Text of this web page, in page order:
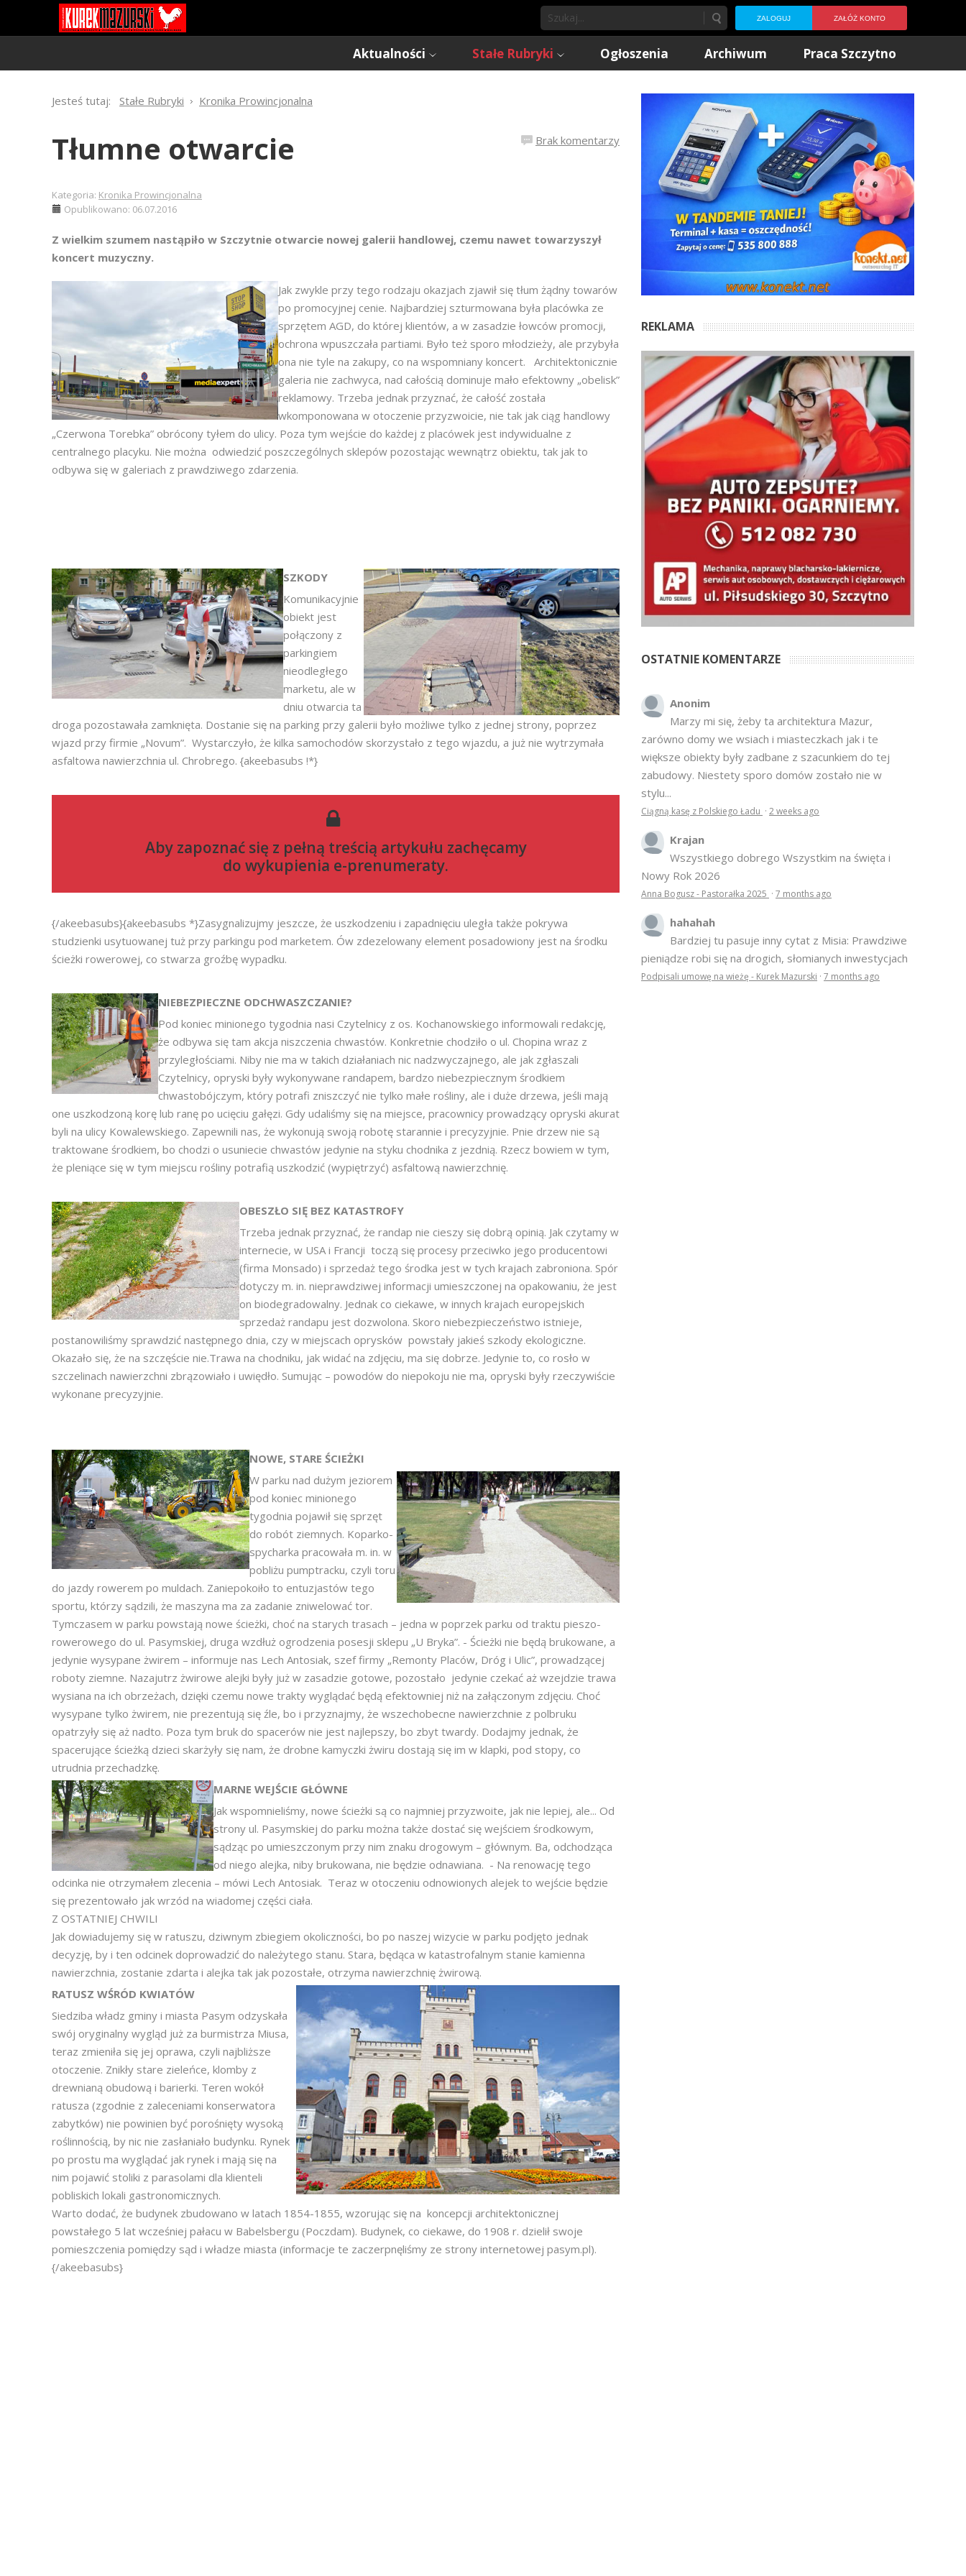
ZALOGUJ ZAŁÓŻ KONTO
Aktualności Stałe Rubryki Ogłoszenia Archiwum Praca Szczytno
Jesteś tutaj: Stałe Rubryki Kronika Prowincjonalna
Brak komentarzy
Tłumne otwarcie
Kategoria: Kronika Prowincjonalna
Opublikowano: 06.07.2016
Z wielkim szumem nastąpiło w Szczytnie otwarcie nowej galerii handlowej, czemu nawet towarzyszył
koncert muzyczny.
Jak zwykle przy tego rodzaju okazjach zjawił się tłum żądny towarów
po promocyjnej cenie. Najbardziej szturmowana była placówka ze
sprzętem AGD, do której klientów, a w zasadzie łowców promocji,
ochrona wpuszczała partiami. Było też sporo młodzieży, ale przybyła
ona nie tyle na zakupy, co na wspomniany koncert. Architektonicznie
galeria nie zachwyca, nad całością dominuje mało efektowny „obelisk”
reklamowy. Trzeba jednak przyznać, że całość została
wkomponowana w otoczenie przyzwoicie, nie tak jak ciąg handlowy
„Czerwona Torebka” obrócony tyłem do ulicy. Poza tym wejście do każdej z placówek jest indywidualne z
centralnego placyku. Nie można odwiedzić poszczególnych sklepów pozostając wewnątrz obiektu, tak jak to
odbywa się w galeriach z prawdziwego zdarzenia.
SZKODY
Komunikacyjnie
obiekt jest
połączony z
parkingiem
nieodległego
marketu, ale w
dniu otwarcia ta
droga pozostawała zamknięta. Dostanie się na parking przy galerii było możliwe tylko z jednej strony, poprzez
wjazd przy firmie „Novum”. Wystarczyło, że kilka samochodów skorzystało z tego wjazdu, a już nie wytrzymała
asfaltowa nawierzchnia ul. Chrobrego. {akeebasubs !*}
Aby zapoznać się z pełną treścią artykułu zachęcamy
do wykupienia e-prenumeraty.
{/akeebasubs}{akeebasubs *}Zasygnalizujmy jeszcze, że uszkodzeniu i zapadnięciu uległa także pokrywa
studzienki usytuowanej tuż przy parkingu pod marketem. Ów zdezelowany element posadowiony jest na środku
ścieżki rowerowej, co stwarza groźbę wypadku.
NIEBEZPIECZNE ODCHWASZCZANIE?
Pod koniec minionego tygodnia nasi Czytelnicy z os. Kochanowskiego informowali redakcję,
że odbywa się tam akcja niszczenia chwastów. Konkretnie chodziło o ul. Chopina wraz z
przyległościami. Niby nie ma w takich działaniach nic nadzwyczajnego, ale jak zgłaszali
Czytelnicy, opryski były wykonywane randapem, bardzo niebezpiecznym środkiem
chwastobójczym, który potrafi zniszczyć nie tylko małe rośliny, ale i duże drzewa, jeśli mają
one uszkodzoną korę lub ranę po ucięciu gałęzi. Gdy udaliśmy się na miejsce, pracownicy prowadzący opryski akurat
byli na ulicy Kowalewskiego. Zapewnili nas, że wykonują swoją robotę starannie i precyzyjnie. Pnie drzew nie są
traktowane środkiem, bo chodzi o usuniecie chwastów jedynie na styku chodnika z jezdnią. Rzecz bowiem w tym,
że pleniące się w tym miejscu rośliny potrafią uszkodzić (wypiętrzyć) asfaltową nawierzchnię.
OBESZŁO SIĘ BEZ KATASTROFY
Trzeba jednak przyznać, że randap nie cieszy się dobrą opinią. Jak czytamy w
internecie, w USA i Francji toczą się procesy przeciwko jego producentowi
(firma Monsado) i sprzedaż tego środka jest w tych krajach zabroniona. Spór
dotyczy m. in. nieprawdziwej informacji umieszczonej na opakowaniu, że jest
on biodegradowalny. Jednak co ciekawe, w innych krajach europejskich
sprzedaż randapu jest dozwolona. Skoro niebezpieczeństwo istnieje,
postanowiliśmy sprawdzić następnego dnia, czy w miejscach oprysków powstały jakieś szkody ekologiczne.
Okazało się, że na szczęście nie.Trawa na chodniku, jak widać na zdjęciu, ma się dobrze. Jedynie to, co rosło w
szczelinach nawierzchni zbrązowiało i uwiędło. Sumując – powodów do niepokoju nie ma, opryski były rzeczywiście
wykonane precyzyjnie.
NOWE, STARE ŚCIEŻKI
W parku nad dużym jeziorem
pod koniec minionego
tygodnia pojawił się sprzęt
do robót ziemnych. Koparko-
spycharka pracowała m. in. w
pobliżu pumptracku, czyli toru
do jazdy rowerem po muldach. Zaniepokoiło to entuzjastów tego
sportu, którzy sądzili, że maszyna ma za zadanie zniwelować tor.
Tymczasem w parku powstają nowe ścieżki, choć na starych trasach – jedna w poprzek parku od traktu pieszo-
rowerowego do ul. Pasymskiej, druga wzdłuż ogrodzenia posesji sklepu „U Bryka”. - Ścieżki nie będą brukowane, a
jedynie wysypane żwirem – informuje nas Lech Antosiak, szef firmy „Remonty Placów, Dróg i Ulic”, prowadzącej
roboty ziemne. Nazajutrz żwirowe alejki były już w zasadzie gotowe, pozostało jedynie czekać aż wzejdzie trawa
wysiana na ich obrzeżach, dzięki czemu nowe trakty wyglądać będą efektowniej niż na załączonym zdjęciu. Choć
wysypane tylko żwirem, nie prezentują się źle, bo i przyznajmy, że wszechobecne nawierzchnie z polbruku
opatrzyły się aż nadto. Poza tym bruk do spacerów nie jest najlepszy, bo zbyt twardy. Dodajmy jednak, że
spacerujące ścieżką dzieci skarżyły się nam, że drobne kamyczki żwiru dostają się im w klapki, pod stopy, co
utrudnia przechadzkę.
MARNE WEJŚCIE GŁÓWNE
Jak wspomnieliśmy, nowe ścieżki są co najmniej przyzwoite, jak nie lepiej, ale... Od
strony ul. Pasymskiej do parku można także dostać się wejściem środkowym,
sądząc po umieszczonym przy nim znaku drogowym – głównym. Ba, odchodząca
od niego alejka, niby brukowana, nie będzie odnawiana. - Na renowację tego
odcinka nie otrzymałem zlecenia – mówi Lech Antosiak. Teraz w otoczeniu odnowionych alejek to wejście będzie
się prezentowało jak wrzód na wiadomej części ciała.
Z OSTATNIEJ CHWILI
Jak dowiadujemy się w ratuszu, dziwnym zbiegiem okoliczności, bo po naszej wizycie w parku podjęto jednak
decyzję, by i ten odcinek doprowadzić do należytego stanu. Stara, będąca w katastrofalnym stanie kamienna
nawierzchnia, zostanie zdarta i alejka tak jak pozostałe, otrzyma nawierzchnię żwirową.
RATUSZ WŚRÓD KWIATÓW
Siedziba władz gminy i miasta Pasym odzyskała
swój oryginalny wygląd już za burmistrza Miusa,
teraz zmieniła się jej oprawa, czyli najbliższe
otoczenie. Znikły stare zieleńce, klomby z
drewnianą obudową i barierki. Teren wokół
ratusza (zgodnie z zaleceniami konserwatora
zabytków) nie powinien być porośnięty wysoką
roślinnością, by nic nie zasłaniało budynku. Rynek
po prostu ma wyglądać jak rynek i mają się na
nim pojawić stoliki z parasolami dla klienteli
pobliskich lokali gastronomicznych.
Warto dodać, że budynek zbudowano w latach 1854-1855, wzorując się na koncepcji architektonicznej
powstałego 5 lat wcześniej pałacu w Babelsbergu (Poczdam). Budynek, co ciekawe, do 1908 r. dzielił swoje
pomieszczenia pomiędzy sąd i władze miasta (informacje te zaczerpnęliśmy ze strony internetowej pasym.pl).
{/akeebasubs}
REKLAMA
OSTATNIE KOMENTARZE
Anonim
Marzy mi się, żeby ta architektura Mazur,
zarówno domy we wsiach i miasteczkach jak i te
większe obiekty były zadbane z szacunkiem do tej
zabudowy. Niestety sporo domów zostało nie w
stylu...
Ciągną kasę z Polskiego Ładu · 2 weeks ago
Krajan
Wszystkiego dobrego Wszystkim na święta i
Nowy Rok 2026
Anna Bogusz - Pastorałka 2025 · 7 months ago
hahahah
Bardziej tu pasuje inny cytat z Misia: Prawdziwe
pieniądze robi się na drogich, słomianych inwestycjach
Podpisali umowę na wieżę - Kurek Mazurski · 7 months ago